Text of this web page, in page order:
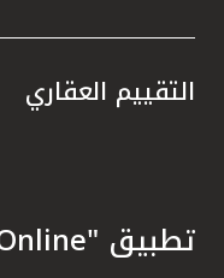
التقييم العقاري
تطبيق "KFHOnline" للهواتف الذكية